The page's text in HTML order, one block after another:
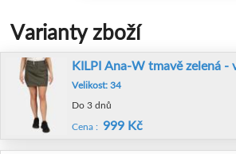
Varianty zboží
KILPI Ana-W tmavě zelená -
Velikost: 34
Do 3 dnů
Cena : 999 Kč